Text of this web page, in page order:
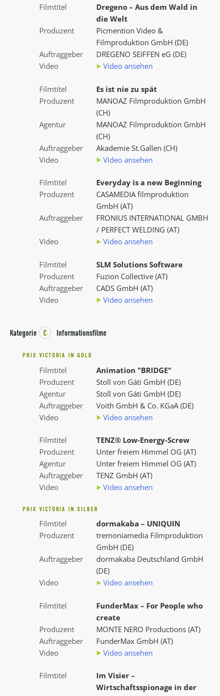
Filmtitel
Dregeno – Aus dem Wald in
die Welt
Produzent
Picmention Video &
Filmproduktion GmbH (DE)
Auftraggeber
DREGENO SEIFFEN eG (DE)
Video
Video ansehen
Filmtitel
Es ist nie zu spät
Produzent
MANOAZ Filmproduktion GmbH
(CH)
Agentur
MANOAZ Filmproduktion GmbH
(CH)
Auftraggeber
Akademie St.Gallen (CH)
Video
Video ansehen
Filmtitel
Everyday is a new Beginning
Produzent
CASAMEDIA filmproduktion
GmbH (AT)
Auftraggeber
FRONIUS INTERNATIONAL GMBH
/ PERFECT WELDING (AT)
Video
Video ansehen
Filmtitel
SLM Solutions Software
Produzent
Fuzion Collective (AT)
Auftraggeber
CADS GmbH (AT)
Video
Video ansehen
Kategorie C Informationsfilme
PRIX VICTORIA IN GOLD
Filmtitel
Animation "BRIDGE"
Produzent
Stoll von Gáti GmbH (DE)
Agentur
Stoll von Gáti GmbH (DE)
Auftraggeber
Voith GmbH & Co. KGaA (DE)
Video
Video ansehen
Filmtitel
TENZ® Low-Energy-Screw
Produzent
Unter freiem Himmel OG (AT)
Agentur
Unter freiem Himmel OG (AT)
Auftraggeber
TENZ GmbH (AT)
Video
Video ansehen
PRIX VICTORIA IN SILBER
Filmtitel
dormakaba – UNIQUIN
Produzent
tremoniamedia Filmproduktion
GmbH (DE)
Auftraggeber
dormakaba Deutschland GmbH
(DE)
Video
Video ansehen
Filmtitel
FunderMax – For People who
create
Produzent
MONTE NERO Productions (AT)
Auftraggeber
FunderMax GmbH (AT)
Video
Video ansehen
Filmtitel
Im Visier –
Wirtschaftsspionage in der